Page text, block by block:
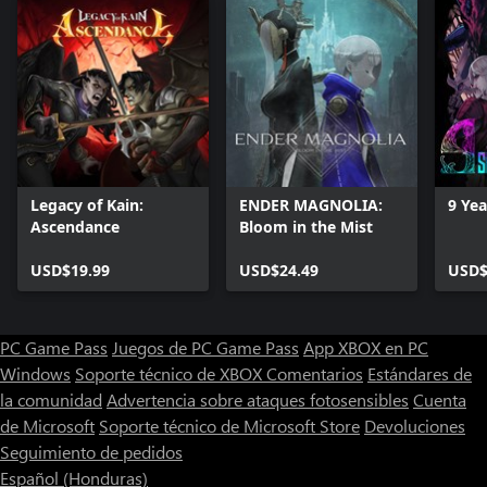
Legacy of Kain:
Ascendance
USD$19.99
ENDER MAGNOLIA:
Bloom in the Mist
USD$24.49
9
PC Game Pass Juegos de PC Game Pass App XBOX en PC
Windows Soporte técnico de XBOXComentarios Estándares de
la comunidad Advertencia sobre ataques fotosensibles Cuenta
de Microsoft Soporte técnico de Microsoft Store Devoluciones
Seguimiento de pedidos
Español (Honduras)